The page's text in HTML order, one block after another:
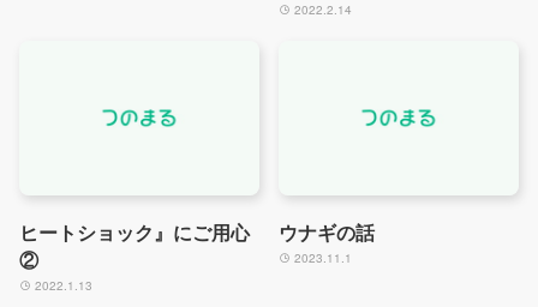
2022.2.14
ヒートショック』にご用心
②
2022.1.13
ウナギの話
2023.11.1